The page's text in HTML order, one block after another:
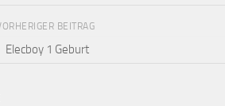
BEITRAG
Elecboy 1 Geburt